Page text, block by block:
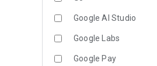
Google AI Studio
Google Labs
Google Pay